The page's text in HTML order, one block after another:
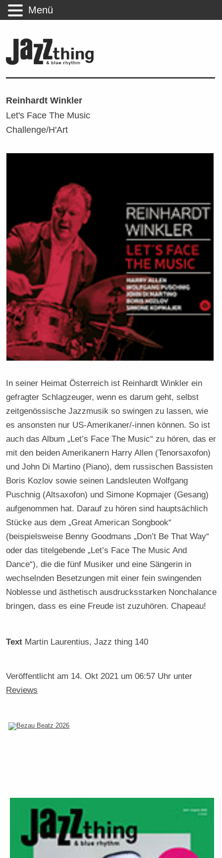
Reinhardt Winkler
Let's Face The Music
Challenge/H'Art
In seiner Heimat Österreich ist Reinhardt Winkler ein
gefragter Schlagzeuger, wenn es darum geht, selbst
zeitgenössische Jazzmusik so swingen zu lassen, wie
es ansonsten nur US-Amerikaner/-innen können. So ist
auch das Album „Let’s Face The Music“ zu hören, das er
mit den beiden Amerikanern Harry Allen (Tenorsaxofon)
und John Di Martino (Piano), dem russischen Bassisten
Boris Kozlov sowie seinen Landsleuten Wolfgang
Puschnig (Altsaxofon) und Simone Kopmajer (Gesang)
aufgenommen hat. Darauf zu hören sind hauptsächlich
Stücke aus dem „Great American Songbook“
(beispielsweise Benny Goodmans „Don’t Be That Way“
oder das titelgebende „Let’s Face The Music And
Dance“), die die fünf Musiker und eine Sängerin in
wechselnden Besetzungen mit einer fein swingenden
Noblesse und ästhetisch ausdrucksstarken Nonchalance
bringen, dass es eine Freude ist zuzuhören. Chapeau!
Text Martin Laurentius, Jazz thing 140
Veröffentlicht am 14. Okt 2021 um 06:57 Uhr unter
Reviews
Menü